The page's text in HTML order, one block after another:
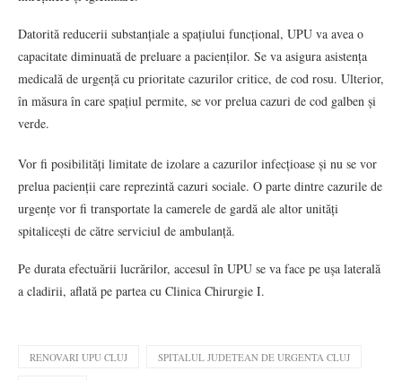
Datorită reducerii substanțiale a spațiului funcțional, UPU va avea o
capacitate diminuată de preluare a pacienților. Se va asigura asistența
medicală de urgență cu prioritate cazurilor critice, de cod rosu. Ulterior,
în măsura în care spațiul permite, se vor prelua cazuri de cod galben și
verde.
Vor fi posibilități limitate de izolare a cazurilor infecțioase și nu se vor
prelua pacienții care reprezintă cazuri sociale. O parte dintre cazurile de
urgențe vor fi transportate la camerele de gardă ale altor unități
spitalicești de către serviciul de ambulanță.
Pe durata efectuării lucrărilor, accesul în UPU se va face pe ușa laterală
a cladirii, aflată pe partea cu Clinica Chirurgie I.
RENOVARI UPU CLUJ SPITALUL JUDETEAN DE URGENTA CLUJ